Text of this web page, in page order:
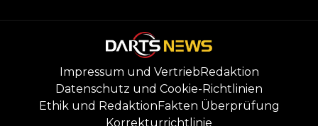
Impressum und VertriebRedaktion
Datenschutz und Cookie-Richtlinien
Ethik und RedaktionFakten Überprüfung
Korrekturrichtlinie